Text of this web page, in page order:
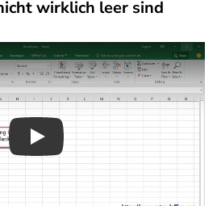
wirklich leer sind
Play